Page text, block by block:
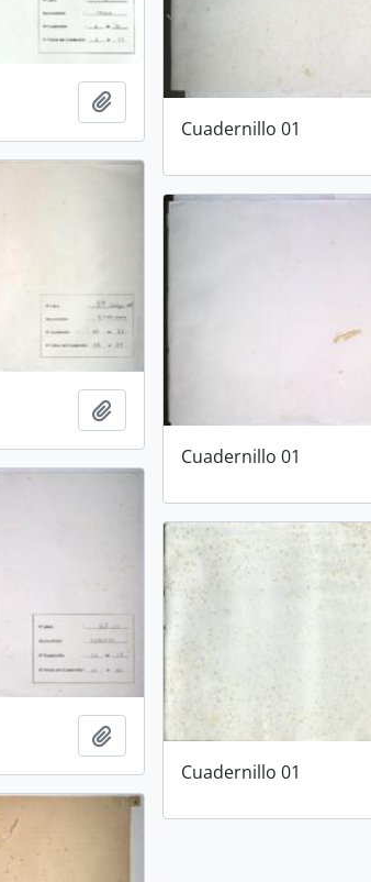
Añadir al portapapeles
Cuadernillo 01
Cuadernillo 01
Añadir al portapapeles
Cuadernillo 01